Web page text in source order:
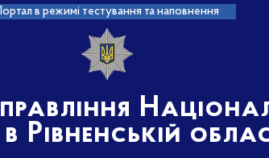
в режимі тестування та наповнення
в Рівненській